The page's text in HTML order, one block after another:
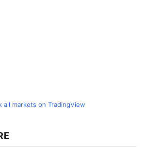
all markets on TradingView